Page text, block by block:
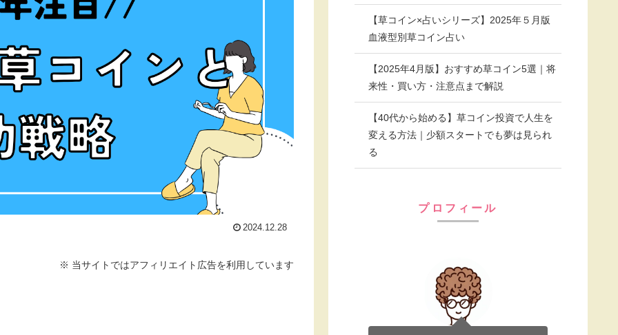
2024.12.28
※ 当サイトではアフィリエイト広告を利用しています
【草コイン×占いシリーズ】2025年５月版
血液型別草コイン占い
【2025年4月版】おすすめ草コイン5選｜将
来性・買い方・注意点まで解説
【40代から始める】草コイン投資で人生を
変える方法｜少額スタートでも夢は見られ
る
プロフィール